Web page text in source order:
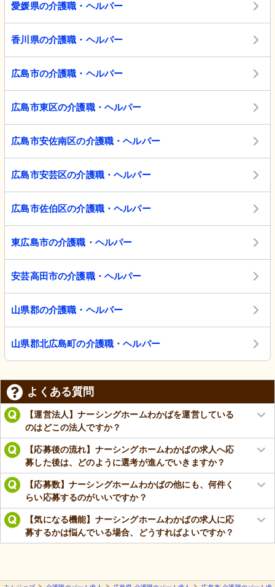
愛媛県の介護職・ヘルパー
香川県の介護職・ヘルパー
広島市の介護職・ヘルパー
広島市東区の介護職・ヘルパー
広島市安佐南区の介護職・ヘルパー
広島市安芸区の介護職・ヘルパー
広島市佐伯区の介護職・ヘルパー
東広島市の介護職・ヘルパー
安芸高田市の介護職・ヘルパー
山県郡の介護職・ヘルパー
山県郡北広島町の介護職・ヘルパー
よくある質問
【運営法人】ナーシングホームわかばを運営している
のはどこの法人ですか？
【応募後の流れ】ナーシングホームわかばの求人へ応
募した後は、どのように選考が進んでいきますか？
【応募数】ナーシングホームわかばの他にも、何件く
らい応募するのがいいですか？
【気になる機能】ナーシングホームわかばの求人に応
募するかは悩んでいる場合、どうすればよいですか？